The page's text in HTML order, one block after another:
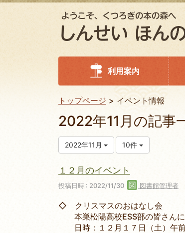
利用案内
トップページ イベント情報
2022年11月の記事
2022年11月 10件
１２月のイベント
投稿日時 : 2022/11/30 図書館管理者
◇ クリスマスのおはなし会
本巣松陽高校ESS部の皆さんに
日時：１２月１７日（土）午前